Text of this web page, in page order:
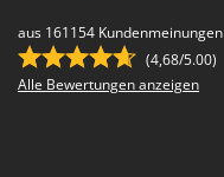
aus 161154 Kundenmeinungen
(4,68/5.00)
Alle Bewertungen anzeigen